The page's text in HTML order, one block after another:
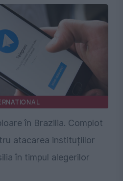
în Brazilia. Complot
atacarea instituțiilor
în timpul alegerilor